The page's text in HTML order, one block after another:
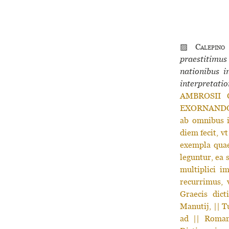
▨ Calepino
praestitimus
nationibus
AMBROSII
ab omni­bus
diem fecit,
exem­pla
legun­tur, ea
mul­ti­plici
recur­ri­mus,
Graecis
Manutij, ||
ad ||